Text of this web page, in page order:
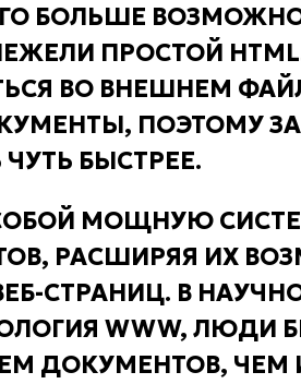
БОЛЬШЕ
ПРОСТОЙ
ВО ВНЕШНЕМ
ПОЭТОМУ
БЫСТРЕЕ.
МОЩНУЮ
РАСШИРЯЯ ИХ
СТРАНИЦ. В
WWW, ЛЮДИ
ДОКУМЕНТОВ,